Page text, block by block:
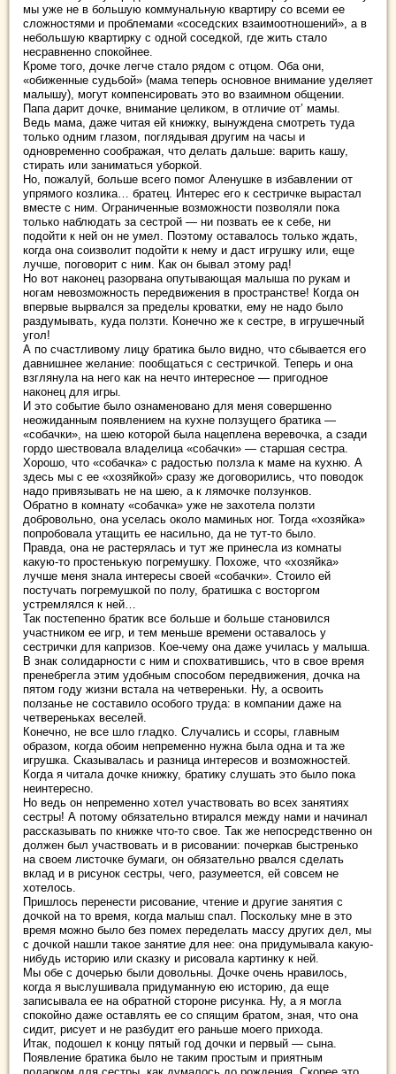
мы уже не в большую коммунальную квартиру со всеми ее
сложностями и проблемами «соседских взаимоотношений», а в
небольшую квартирку с одной соседкой, где жить стало
несравненно спокойнее.
Кроме того, дочке легче стало рядом с отцом. Оба они,
«обиженные судьбой» (мама теперь основное внимание уделяет
малышу), могут компенсировать это во взаимном общении.
Папа дарит дочке, внимание целиком, в отличие от’ мамы.
Ведь мама, даже читая ей книжку, вынуждена смотреть туда
только одним глазом, поглядывая другим на часы и
одновременно соображая, что делать дальше: варить кашу,
стирать или заниматься уборкой.
Но, пожалуй, больше всего помог Аленушке в избавлении от
упрямого козлика… братец. Интерес его к сестричке вырастал
вместе с ним. Ограниченные возможности позволяли пока
только наблюдать за сестрой — ни позвать ее к себе, ни
подойти к ней он не умел. Поэтому оставалось только ждать,
когда она соизволит подойти к нему и даст игрушку или, еще
лучше, поговорит с ним. Как он бывал этому рад!
Но вот наконец разорвана опутывающая малыша по рукам и
ногам невозможность передвижения в пространстве! Когда он
впервые вырвался за пределы кроватки, ему не надо было
раздумывать, куда ползти. Конечно же к сестре, в игрушечный
угол!
А по счастливому лицу братика было видно, что сбывается его
давнишнее желание: пообщаться с сестричкой. Теперь и она
взглянула на него как на нечто интересное — пригодное
наконец для игры.
И это событие было ознаменовано для меня совершенно
неожиданным появлением на кухне ползущего братика —
«собачки», на шею которой была нацеплена веревочка, а сзади
гордо шествовала владелица «собачки» — старшая сестра.
Хорошо, что «собачка» с радостью ползла к маме на кухню. А
здесь мы с ее «хозяйкой» сразу же договорились, что поводок
надо привязывать не на шею, а к лямочке ползунков.
Обратно в комнату «собачка» уже не захотела ползти
добровольно, она уселась около маминых ног. Тогда «хозяйка»
попробовала утащить ее насильно, да не тут-то было.
Правда, она не растерялась и тут же принесла из комнаты
какую-то простенькую погремушку. Похоже, что «хозяйка»
лучше меня знала интересы своей «собачки». Стоило ей
постучать погремушкой по полу, братишка с восторгом
устремлялся к ней…
Так постепенно братик все больше и больше становился
участником ее игр, и тем меньше времени оставалось у
сестрички для капризов. Кое-чему она даже училась у малыша.
В знак солидарности с ним и спохватившись, что в свое время
пренебрегла этим удобным способом передвижения, дочка на
пятом году жизни встала на четвереньки. Ну, а освоить
ползанье не составило особого труда: в компании даже на
четвереньках веселей.
Конечно, не все шло гладко. Случались и ссоры, главным
образом, когда обоим непременно нужна была одна и та же
игрушка. Сказывалась и разница интересов и возможностей.
Когда я читала дочке книжку, братику слушать это было пока
неинтересно.
Но ведь он непременно хотел участвовать во всех занятиях
сестры! А потому обязательно втирался между нами и начинал
рассказывать по книжке что-то свое. Так же непосредственно он
должен был участвовать и в рисовании: почеркав быстренько
на своем листочке бумаги, он обязательно рвался сделать
вклад и в рисунок сестры, чего, разумеется, ей совсем не
хотелось.
Пришлось перенести рисование, чтение и другие занятия с
дочкой на то время, когда малыш спал. Поскольку мне в это
время можно было без помех переделать массу других дел, мы
с дочкой нашли такое занятие для нее: она придумывала какую-
нибудь историю или сказку и рисовала картинку к ней.
Мы обе с дочерью были довольны. Дочке очень нравилось,
когда я выслушивала придуманную ею историю, да еще
записывала ее на обратной стороне рисунка. Ну, а я могла
спокойно даже оставлять ее со спящим братом, зная, что она
сидит, рисует и не разбудит его раньше моего прихода.
Итак, подошел к концу пятый год дочки и первый — сына.
Появление братика было не таким простым и приятным